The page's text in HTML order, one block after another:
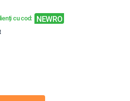
cu cod: NEWRO